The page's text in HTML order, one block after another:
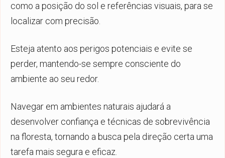
como a posição do sol e referências visuais, para se
localizar com precisão.
Esteja atento aos perigos potenciais e evite se
perder, mantendo-se sempre consciente do
ambiente ao seu redor.
Navegar em ambientes naturais ajudará a
desenvolver confiança e técnicas de sobrevivência
na floresta, tornando a busca pela direção certa uma
tarefa mais segura e eficaz.